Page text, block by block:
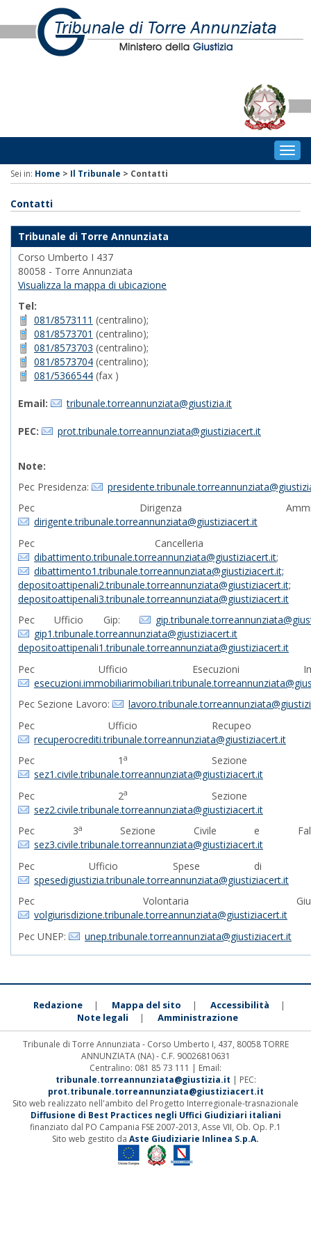
Sei in: Home > Il Tribunale > Contatti
Contatti
Tribunale di Torre Annunziata
Corso Umberto I 437
80058 - Torre Annunziata
Visualizza la mappa di ubicazione
Tel:
081/8573111 (centralino);
081/8573701 (centralino);
081/8573703 (centralino);
081/8573704 (centralino);
081/5366544 (fax )
Email: tribunale.torreannunziata@giustizia.it
PEC: prot.tribunale.torreannunziata@giustiziacert.it
Note:
Pec Presidenza:
Pec Dirigenza
dirigente.tribunale.torreannunziata@giustiziacert.it
Pec Cancelleria
dibattimento.tribunale.torreannunziata@giustiziacert.it;
dibattimento1.tribunale.torreannunziata@giustiziacert.it;
depositoattipenali2.tribunale.torreannunziata@giustiziacert.it;
depositoattipenali3.tribunale.torreannunziata@giustiziacert.it
Pec Ufficio Gip:
gip1.tribunale.torreannunziata@giustiziacert.it
depositoattipenali1.tribunale.torreannunziata@giustiziacert.it
Pec Ufficio Esecuzioni
Pec Sezione Lavoro:
Pec Ufficio Recupeo
recuperocrediti.tribunale.torreannunziata@giustiziacert.it
Pec 1a
Sezione
sez1.civile.tribunale.torreannunziata@giustiziacert.it
Pec 2a
Sezione
sez2.civile.tribunale.torreannunziata@giustiziacert.it
Pec 3a
Sezione Civile e
sez3.civile.tribunale.torreannunziata@giustiziacert.it
Pec Ufficio Spese di
spesedigiustizia.tribunale.torreannunziata@giustiziacert.it
Pec Volontaria
volgiurisdizione.tribunale.torreannunziata@giustiziacert.it
Pec UNEP:
unep.tribunale.torreannunziata@giustiziacert.it
Redazione | Mappa del sito | Accessibilità |
Note legali | Amministrazione
Tribunale di Torre Annunziata - Corso Umberto I, 437, 80058 TORRE
ANNUNZIATA (NA) - C.F. 90026810631
Centralino: 081 85 73 111 | Email:
tribunale.torreannunziata@giustizia.it | PEC:
prot.tribunale.torreannunziata@giustiziacert.it
Sito web realizzato nell'ambito del Progetto Interregionale-trasnazionale
Diffusione di Best Practices negli Uffici Giudiziari italiani
finanziato dal PO Campania FSE 2007-2013, Asse VII, Ob. Op. P.1
Sito web gestito da Aste Giudiziarie Inlinea S.p.A.